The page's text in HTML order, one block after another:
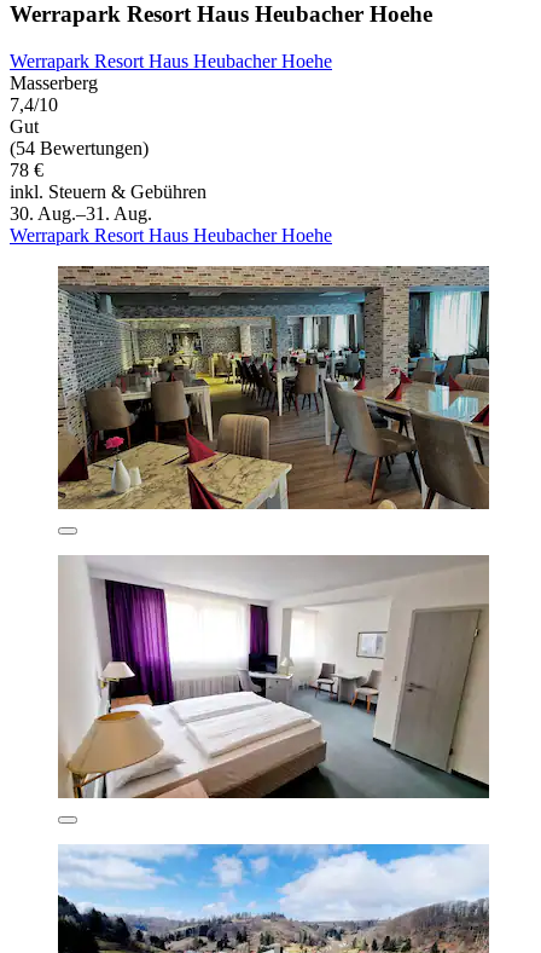
Werrapark Resort Haus Heubacher Hoehe
Werrapark Resort Haus Heubacher Hoehe
Masserberg
7,4/10
Gut
(54 Bewertungen)
78 €
inkl. Steuern & Gebühren
30. Aug.–31. Aug.
Werrapark Resort Haus Heubacher Hoehe